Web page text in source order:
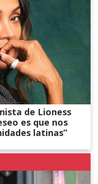
de Lioness
es que nos
latinas”